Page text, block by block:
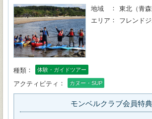
地域
東北（青森
エリア
フレンド
種類 体験・ガイドツアー
アクティビティ カヌー・SUP
モンベルクラブ会員特典